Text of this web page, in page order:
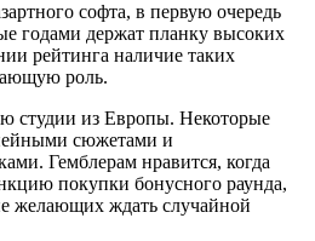
софта, в первую очередь
годами держат планку высоких
рейтинга наличие таких
роль.
студии из Европы. Некоторые
сюжетами и
Гемблерам нравится, когда
покупки бонусного раунда,
желающих ждать случайной